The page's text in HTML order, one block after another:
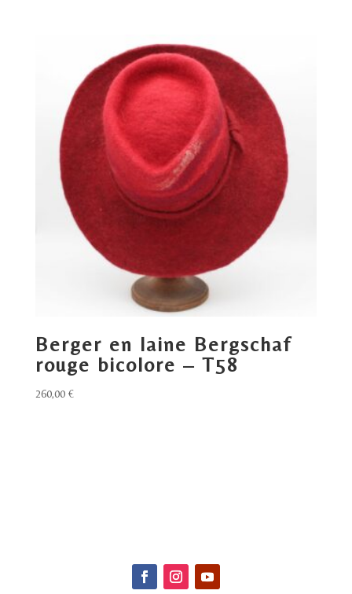
Berger en laine Bergschaf
rouge bicolore – T58
260,00 €